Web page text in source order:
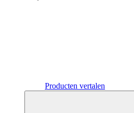
Producten vertalen